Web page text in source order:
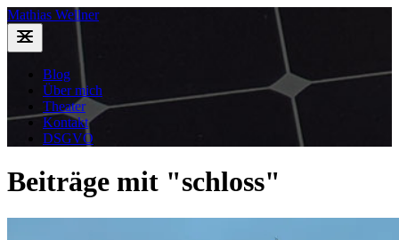
Mathias Wellner
Blog
Über mich
Theater
Kontakt
DSGVO
Beiträge mit "schloss"